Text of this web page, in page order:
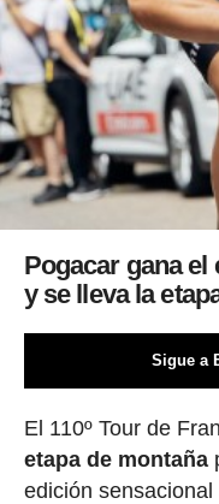
Pogacar gana
y se lleva la
Sigue a
El 110º Tour de
etapa de montaña
edición